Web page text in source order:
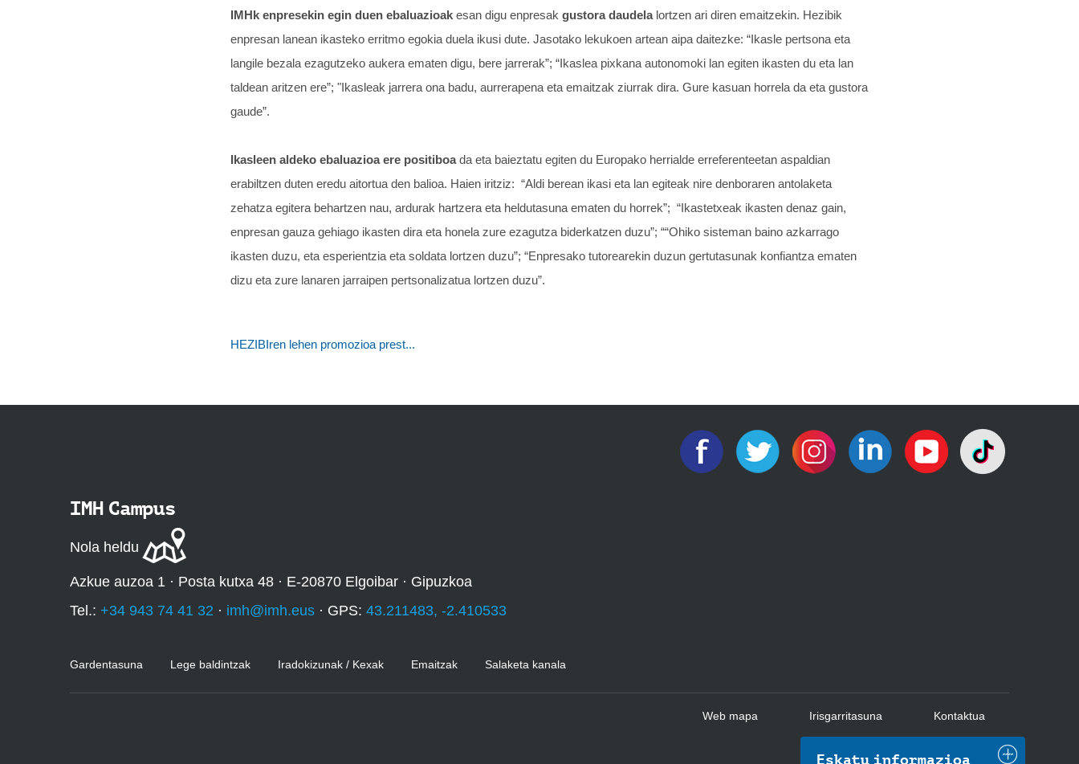
IMHk enpresekin egin duen ebaluazioak esan digu enpresak gustora daudela lortzen ari diren emaitzekin. Hezibik
enpresan lanean ikasteko erritmo egokia duela ikusi dute. Jasotako lekukoen artean aipa daitezke: “Ikasle pertsona eta
langile bezala ezagutzeko aukera ematen digu, bere jarrerak”; “Ikaslea pixkana autonomoki lan egiten ikasten du eta lan
taldean aritzen ere”; "Ikasleak jarrera ona badu, aurrerapena eta emaitzak ziurrak dira. Gure kasuan horrela da eta gustora
gaude”.
Ikasleen aldeko ebaluazioa ere positiboada eta baieztatu egiten du Europako herrialde erreferenteetan aspaldian
erabiltzen duten eredu aitortua den balioa. Haien iritziz: “Aldi berean ikasi eta lan egiteak nire denboraren antolaketa
zehatza egitera behartzen nau, ardurak hartzera eta heldutasuna ematen du horrek”; “Ikastetxeak ikasten denaz gain,
enpresan gauza gehiago ikasten dira eta honela zure ezagutza biderkatzen duzu”; ““Ohiko sisteman baino azkarrago
ikasten duzu, eta esperientzia eta soldata lortzen duzu”; “Enpresako tutorearekin duzun gertutasunak konfiantza ematen
dizu eta zure lanaren jarraipen pertsonalizatua lortzen duzu”.
HEZIBIren lehen promozioa prest...
Eskatu informazioa
IMH Campus
Nola heldu
Azkue auzoa 1 · Posta kutxa 48 · E-20870 Elgoibar · Gipuzkoa
Tel.: +34 943 74 41 32 · imh@imh.eus · GPS: 43.211483, -2.410533
Gardentasuna Lege baldintzak Iradokizunak / Kexak Emaitzak Salaketa kanala
Web mapa Irisgarritasuna Kontaktua